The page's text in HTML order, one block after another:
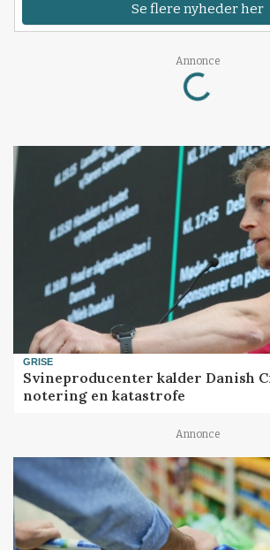
Se flere nyheder her
Annonce
Loading...
GRISE
Svineproducenter kalder Danish
notering en katastrofe
Annonce